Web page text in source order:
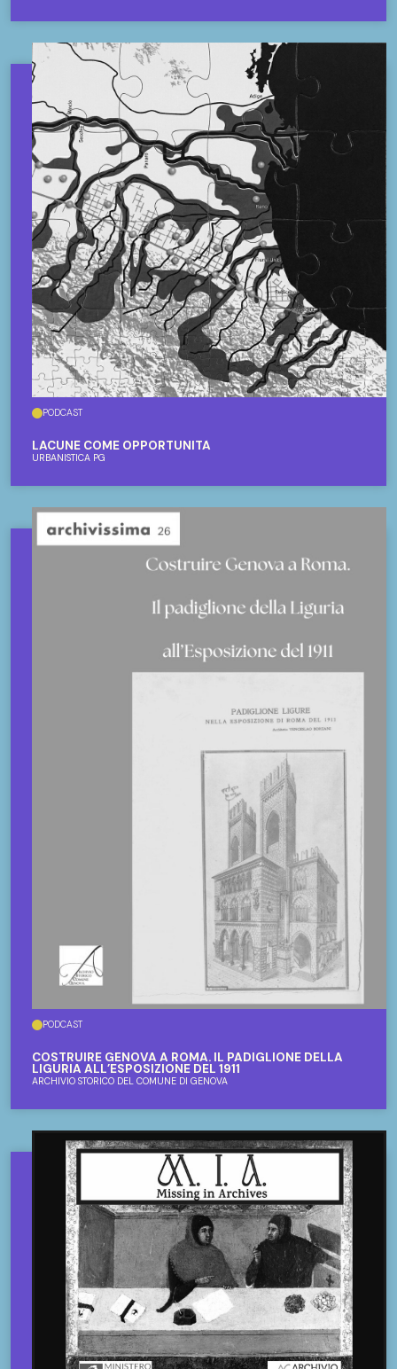
PODCAST
LACUNE COME OPPORTUNITÀ
URBANISTICA PG
PODCAST
COSTRUIRE GENOVA A ROMA. IL PADIGLIONE DELLA
LIGURIA ALL’ESPOSIZIONE DEL 1911
ARCHIVIO STORICO DEL COMUNE DI GENOVA